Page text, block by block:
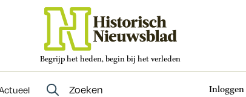
Begrijp het heden, begin bij het verleden
Inloggen